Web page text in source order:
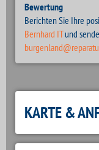
Bewertung
Berichten Sie Ihre
Bernhard ITund
KARTE &